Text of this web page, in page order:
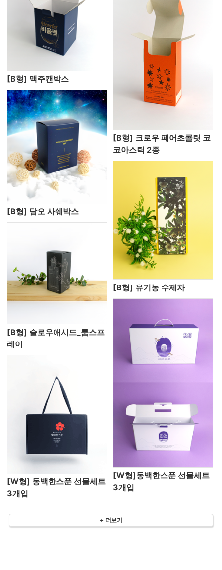
[B형] 맥주캔박스
[B형] 담오 사쉐박스
[B형] 크로우 페어초콜릿 코
코아스틱 2종
[B형] 슬로우애시드_룸스프
레이
[B형] 유기농 수제차
[W형] 동백한스푼 선물세트
3개입
[W형]동백한스푼 선물세트
3개입
+ 더보기